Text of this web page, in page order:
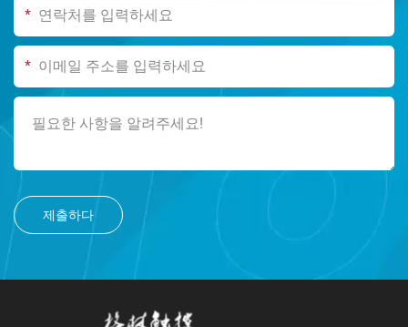
*
*
제출하다